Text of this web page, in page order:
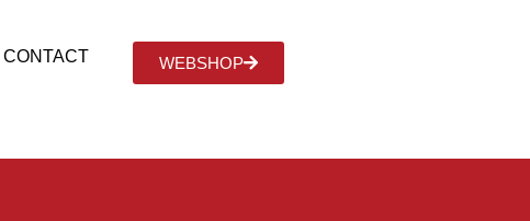
CONTACT WEBSHOP